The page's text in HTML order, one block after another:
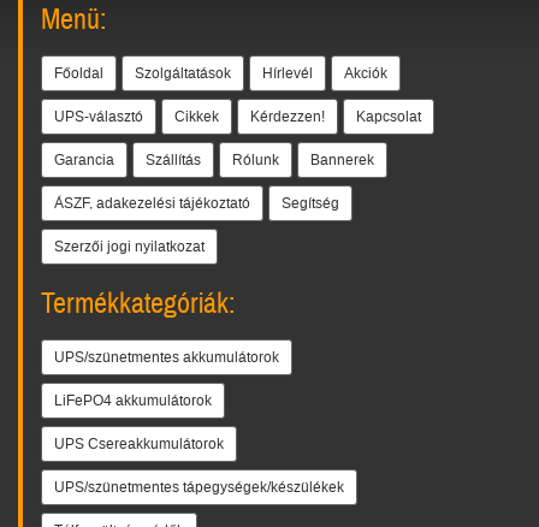
Menü:
Főoldal Szolgáltatások Hírlevél Akciók
UPS-választó Cikkek Kérdezzen! Kapcsolat
Garancia Szállítás Rólunk Bannerek
ÁSZF, adakezelési tájékoztató Segítség
Szerzői jogi nyilatkozat
Termékkategóriák:
UPS/szünetmentes akkumulátorok
LiFePO4 akkumulátorok
UPS Csereakkumulátorok
UPS/szünetmentes tápegységek/készülékek